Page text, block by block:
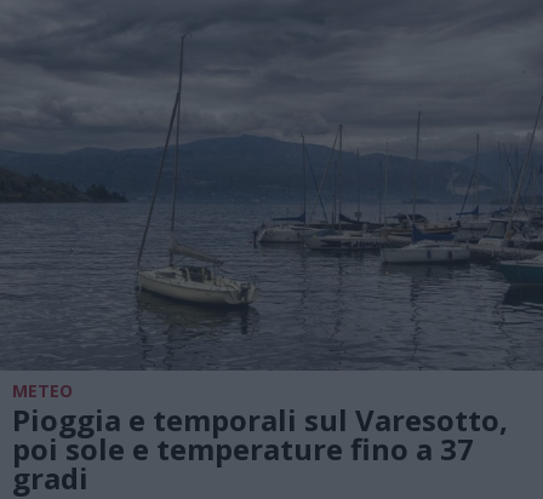
METEO
Pioggia e temporali sul Varesotto,
poi sole e temperature fino a 37
gradi